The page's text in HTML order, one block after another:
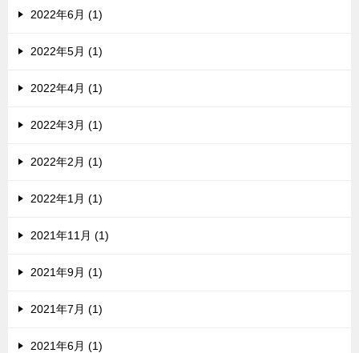
2022年6月 (1)
2022年5月 (1)
2022年4月 (1)
2022年3月 (1)
2022年2月 (1)
2022年1月 (1)
2021年11月 (1)
2021年9月 (1)
2021年7月 (1)
2021年6月 (1)